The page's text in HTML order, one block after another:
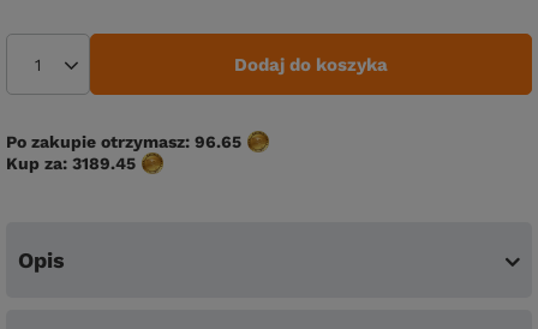
Dodaj do koszyka
Po zakupie otrzymasz: 96.65
Kup za: 3189.45
Opis